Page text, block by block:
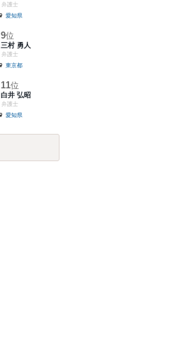
弁護士
愛知県
9位
三村 勇人
弁護士
東京都
11位
白井 弘昭
弁護士
愛知県